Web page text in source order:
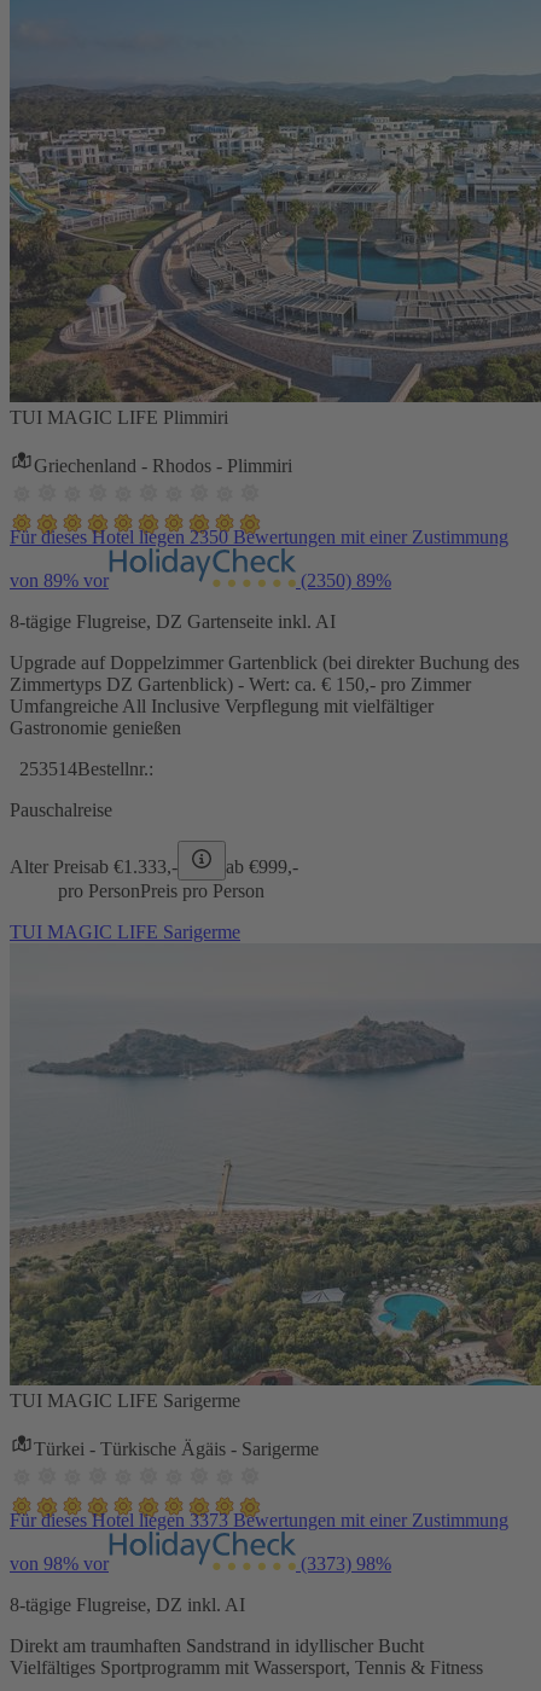
TUI MAGIC LIFE Plimmiri
Griechenland - Rhodos - Plimmiri
Für dieses Hotel liegen 2350 Bewertungen mit einer Zustimmung
von 89% vor (2350) 89%
8-tägige Flugreise, DZ Gartenseite inkl. AI
Upgrade auf Doppelzimmer Gartenblick (bei direkter Buchung des
Zimmertyps DZ Gartenblick) - Wert: ca. € 150,- pro Zimmer
Umfangreiche All Inclusive Verpflegung mit vielfältiger
Gastronomie genießen
253514Bestellnr.:
Pauschalreise
Alter Preisab €1.333,- ab €999,-
pro PersonPreis pro Person
TUI MAGIC LIFE Sarigerme
TUI MAGIC LIFE Sarigerme
Türkei - Türkische Ägäis - Sarigerme
Für dieses Hotel liegen 3373 Bewertungen mit einer Zustimmung
von 98% vor (3373) 98%
8-tägige Flugreise, DZ inkl. AI
Direkt am traumhaften Sandstrand in idyllischer Bucht
Vielfältiges Sportprogramm mit Wassersport, Tennis & Fitness